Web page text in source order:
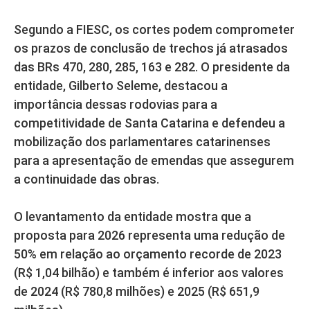
Segundo a FIESC, os cortes podem comprometer
os prazos de conclusão de trechos já atrasados
das BRs 470, 280, 285, 163 e 282. O presidente da
entidade, Gilberto Seleme, destacou a
importância dessas rodovias para a
competitividade de Santa Catarina e defendeu a
mobilização dos parlamentares catarinenses
para a apresentação de emendas que assegurem
a continuidade das obras.
O levantamento da entidade mostra que a
proposta para 2026 representa uma redução de
50% em relação ao orçamento recorde de 2023
(R$ 1,04 bilhão) e também é inferior aos valores
de 2024 (R$ 780,8 milhões) e 2025 (R$ 651,9